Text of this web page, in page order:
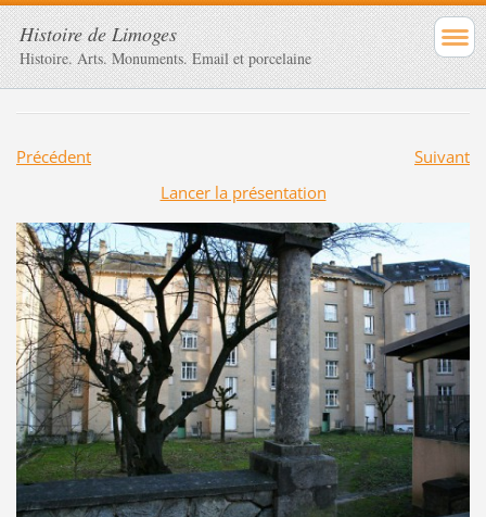
Histoire de Limoges
Histoire. Arts. Monuments. Email et porcelaine
Précédent
Suivant
Lancer la présentation